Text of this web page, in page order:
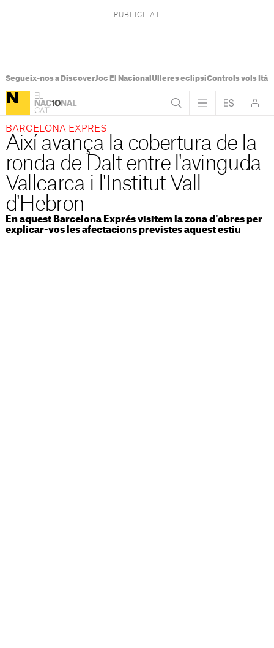
Segueix-nos a DiscoverJoc El Nacional Ulleres eclipsiControls vols
BARCELONA EXPRÉS
Així avança la cobertura de la
ronda de Dalt entre l'avinguda
Vallcarca i l'Institut Vall
d'Hebron
En aquest Barcelona Exprés visitem la zona d'obres per
explicar-vos les afectacions previstes aquest estiu